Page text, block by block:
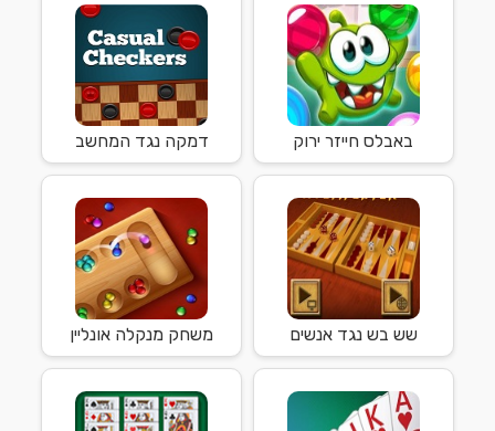
באבלס חייזר ירוק דמקה נגד המחשב
שש בש נגד אנשים משחק מנקלה אונליין